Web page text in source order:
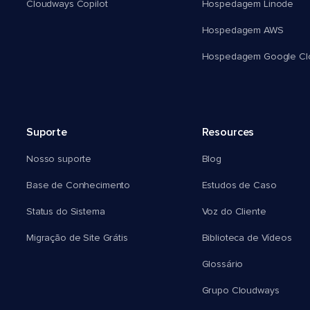
Cloudways Copilot Hospedagem Linode
Hospedagem AWS
Hospedagem Google
Suporte
Nosso suporte
Base de Conhecimento
Status do Sistema
Migração de Site Grátis
Resources
Blog
Estudos de Caso
Voz do Cliente
Biblioteca de Vídeos
Glossário
Grupo Cloudways